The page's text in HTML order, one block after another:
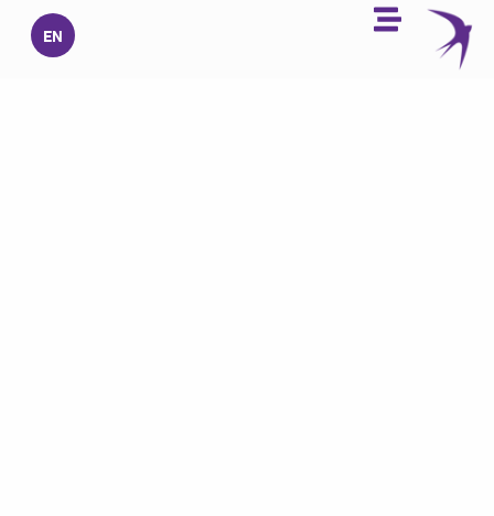
تخطي
المحتوى
EN